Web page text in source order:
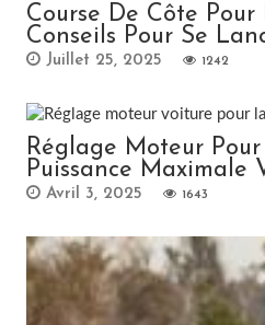
Course De Côte Pour
Conseils Pour Se
Juillet 25, 2025 1242
Réglage Moteur
Puissance Maximale
Avril 3, 2025 1643